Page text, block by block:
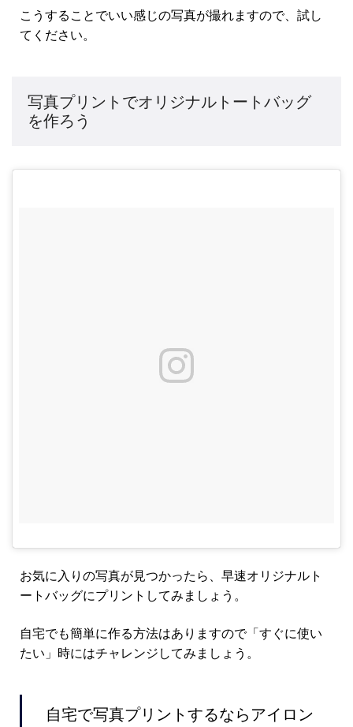
こうすることでいい感じの写真が撮れますので、試し
てください。
写真プリントでオリジナルトートバッグ
を作ろう
お気に入りの写真が見つかったら、早速オリジナルト
ートバッグにプリントしてみましょう。
自宅でも簡単に作る方法はありますので「すぐに使い
たい」時にはチャレンジしてみましょう。
自宅で写真プリントするならアイロン